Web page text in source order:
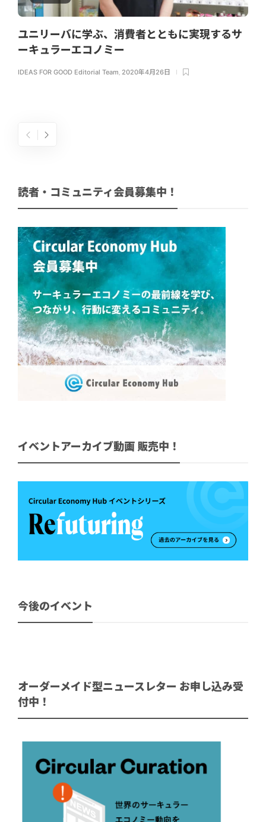
ユニリーバに学ぶ、消費者とともに実現するサ
ーキュラーエコノミー
IDEAS FOR GOOD Editorial Team, 2020年4月26日
読者・コミュニティ会員募集中！
イベントアーカイブ動画 販売中！
今後のイベント
オーダーメイド型ニュースレター お申し込み受
付中！